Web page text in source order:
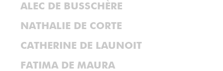
ALEC DE BUSSCHÈRE
NATHALIE DE CORTE
CATHERINE DE LAUNOIT
FATIMA DE MAURA